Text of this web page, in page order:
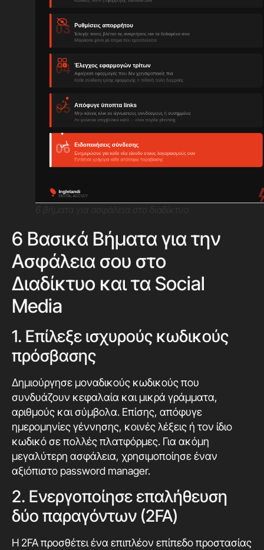
6 Βασικά Βήματα για την
Ασφάλεια σου στο
Διαδίκτυο και τα Social
Media
1. Επίλεξε ισχυρούς κωδικούς
πρόσβασης
Δημιούργησε μοναδικούς κωδικούς που
συνδυάζουν κεφαλαία και μικρά γράμματα,
αριθμούς και σύμβολα. Επίσης, απόφυγε
ημερομηνίες γέννησης, κοινές λέξεις ή τον ίδιο
κωδικό σε πολλές πλατφόρμες. Για ακόμη
μεγαλύτερη ασφάλεια, χρησιμοποίησε έναν
αξιόπιστο password manager.
2. Ενεργοποίησε επαλήθευση
δύο παραγόντων (2FA)
Η 2FA προσθέτει ένα επιπλέον επίπεδο προστασίας